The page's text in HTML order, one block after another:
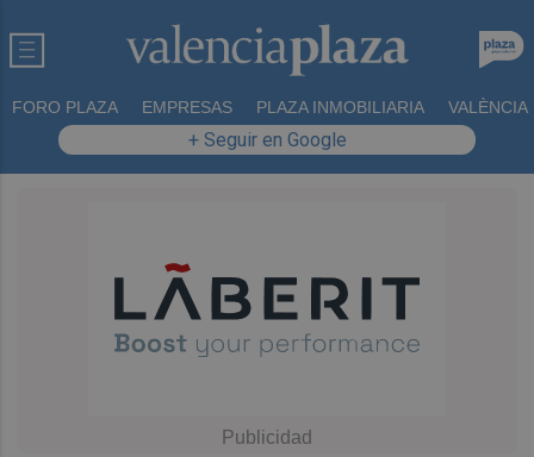
FORO PLAZA EMPRESAS PLAZA INMOBILIARIA VALÈNCIA
+ Seguir en Google